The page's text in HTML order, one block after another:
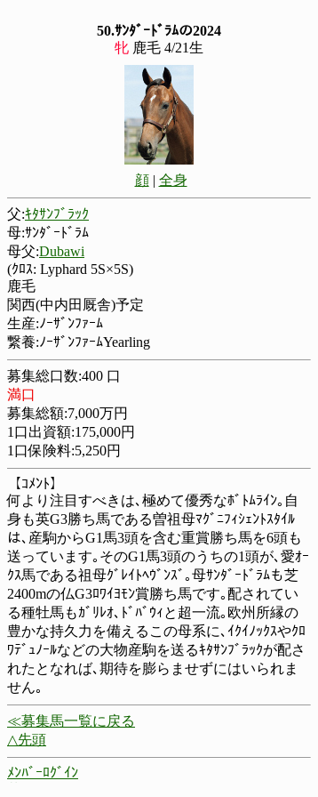
50.ｻﾝﾀﾞｰﾄﾞﾗﾑの2024
牝 鹿毛 4/21生
顔| 全身
父:ｷﾀｻﾝﾌﾞﾗｯｸ
母:ｻﾝﾀﾞｰﾄﾞﾗﾑ
母父:Dubawi
(ｸﾛｽ: Lyphard 5S×5S)
鹿毛
関西(中内田厩舎)予定
生産:ﾉｰｻﾞﾝﾌｧｰﾑ
繋養:ﾉｰｻﾞﾝﾌｧｰﾑYearling
募集総口数:400 口
満口
募集総額:7,000万円
1口出資額:175,000円
1口保険料:5,250円
【ｺﾒﾝﾄ】
何より注目すべきは､極めて優秀なﾎﾞﾄﾑﾗｲﾝ｡自
身も英G3勝ち馬である曽祖母ﾏｸﾞﾆﾌｨｼｪﾝﾄｽﾀｲﾙ
は､産駒からG1馬3頭を含む重賞勝ち馬を6頭も
送っています｡そのG1馬3頭のうちの1頭が､愛ｵｰ
ｸｽ馬である祖母ｸﾞﾚｲﾄﾍｳﾞﾝｽﾞ｡母ｻﾝﾀﾞｰﾄﾞﾗﾑも芝
2400mの仏G3ﾛﾜｲﾖﾓﾝ賞勝ち馬です｡配されてい
る種牡馬もｶﾞﾘﾚｵ､ﾄﾞﾊﾞｳｨと超一流｡欧州所縁の
豊かな持久力を備えるこの母系に､ｲｸｲﾉｯｸｽやｸﾛ
ﾜﾃﾞｭﾉｰﾙなどの大物産駒を送るｷﾀｻﾝﾌﾞﾗｯｸが配さ
れたとなれば､期待を膨らませずにはいられま
せん｡
≪募集馬一覧に戻る
△先頭
ﾒﾝﾊﾞｰﾛｸﾞｲﾝ